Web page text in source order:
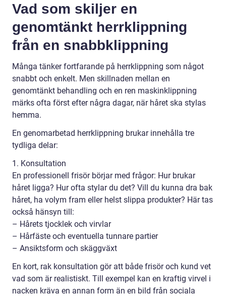
Vad som skiljer en
genomtänkt herrklippning
från en snabbklippning
Många tänker fortfarande på herrklippning som något
snabbt och enkelt. Men skillnaden mellan en
genomtänkt behandling och en ren maskinklippning
märks ofta först efter några dagar, när håret ska stylas
hemma.
En genomarbetad herrklippning brukar innehålla tre
tydliga delar:
1. Konsultation
En professionell frisör börjar med frågor: Hur brukar
håret ligga? Hur ofta stylar du det? Vill du kunna dra bak
håret, ha volym fram eller helst slippa produkter? Här tas
också hänsyn till:
– Hårets tjocklek och virvlar
– Hårfäste och eventuella tunnare partier
– Ansiktsform och skäggväxt
En kort, rak konsultation gör att både frisör och kund vet
vad som är realistiskt. Till exempel kan en kraftig virvel i
nacken kräva en annan form än en bild från sociala